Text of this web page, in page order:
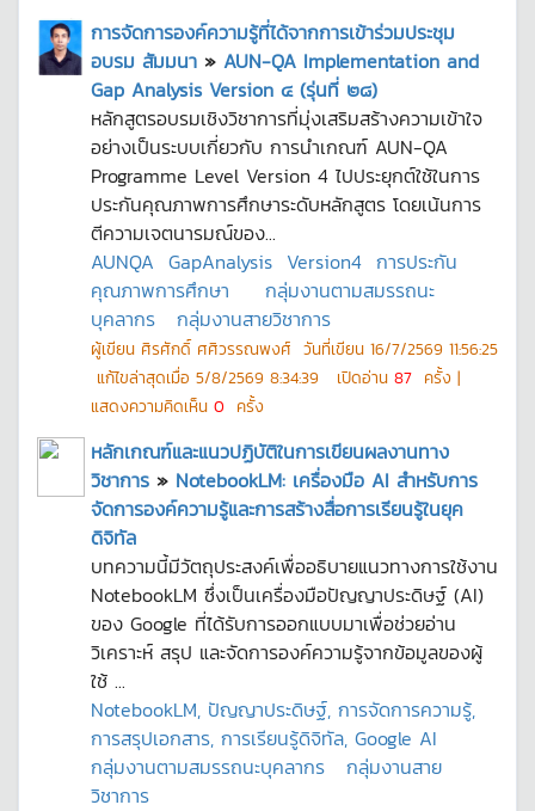
การจัดการองค์ความรู้ที่ได้จากการเข้าร่วมประชุม
อบรม สัมมนา » AUN-QA Implementation and
Gap Analysis Version ๔ (รุ่นที่ ๒๘)
หลักสูตรอบรมเชิงวิชาการที่มุ่งเสริมสร้างความเข้าใจ
อย่างเป็นระบบเกี่ยวกับ การนำเกณฑ์ AUN-QA
Programme Level Version 4 ไปประยุกต์ใช้ในการ
ประกันคุณภาพการศึกษาระดับหลักสูตร โดยเน้นการ
ตีความเจตนารมณ์ของ...
AUNQA GapAnalysis Version4 การประกัน
คุณภาพการศึกษา
กลุ่มงานตามสมรรถนะ
บุคลากร
กลุ่มงานสายวิชาการ
ผู้เขียน ศิรศักดิ์ ศศิวรรณพงศ์ วันที่เขียน 16/7/2569 11:56:25
แก้ไขล่าสุดเมื่อ 5/8/2569 8:34:39 เปิดอ่าน 87 ครั้ง |
แสดงความคิดเห็น 0 ครั้ง
หลักเกณฑ์และแนวปฏิบัติในการเขียนผลงานทาง
วิชาการ » NotebookLM: เครื่องมือ AI สำหรับการ
จัดการองค์ความรู้และการสร้างสื่อการเรียนรู้ในยุค
ดิจิทัล
บทความนี้มีวัตถุประสงค์เพื่ออธิบายแนวทางการใช้งาน
NotebookLM ซึ่งเป็นเครื่องมือปัญญาประดิษฐ์ (AI)
ของ Google ที่ได้รับการออกแบบมาเพื่อช่วยอ่าน
วิเคราะห์ สรุป และจัดการองค์ความรู้จากข้อมูลของผู้
ใช้ ...
NotebookLM, ปัญญาประดิษฐ์, การจัดการความรู้,
การสรุปเอกสาร, การเรียนรู้ดิจิทัล, Google AI
กลุ่มงานตามสมรรถนะบุคลากร
กลุ่มงานสาย
วิชาการ